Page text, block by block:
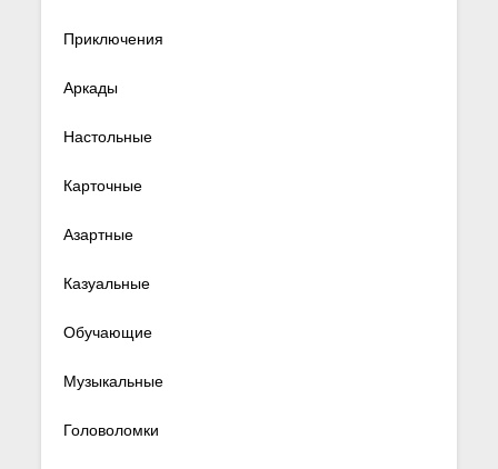
Приключения
Аркады
Настольные
Карточные
Азартные
Казуальные
Обучающие
Музыкальные
Головоломки